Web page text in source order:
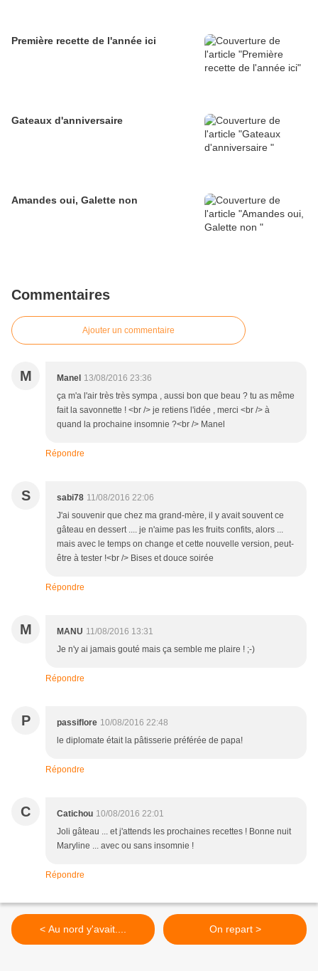
Première recette de l'année ici
Gateaux d'anniversaire
Amandes oui, Galette non
Commentaires
Ajouter un commentaire
M Manel 13/08/2016 23:36
ça m'a l'air très très sympa , aussi bon que beau ? tu as même
fait la savonnette ! <br /> je retiens l'idée , merci <br /> à
quand la prochaine insomnie ?<br /> Manel
Répondre
S sabi78 11/08/2016 22:06
J'ai souvenir que chez ma grand-mère, il y avait souvent ce
gâteau en dessert .... je n'aime pas les fruits confits, alors ...
mais avec le temps on change et cette nouvelle version, peut-
être à tester !<br /> Bises et douce soirée
Répondre
M MANU 11/08/2016 13:31
Je n'y ai jamais gouté mais ça semble me plaire ! ;-)
Répondre
P passiflore 10/08/2016 22:48
le diplomate était la pâtisserie préférée de papa!
Répondre
C Catichou 10/08/2016 22:01
Joli gâteau ... et j'attends les prochaines recettes ! Bonne nuit
Maryline ... avec ou sans insomnie !
Répondre
< Au nord y'avait.... On repart >